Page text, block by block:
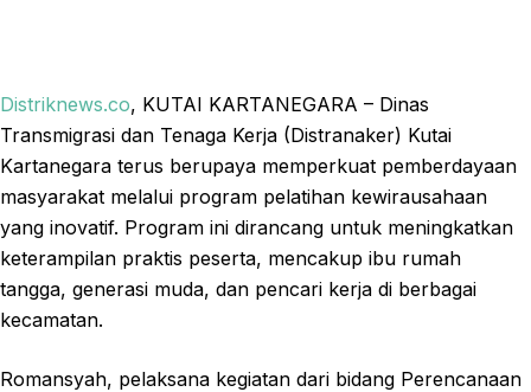
Distriknews.co, KUTAI KARTANEGARA – Dinas
Transmigrasi dan Tenaga Kerja (Distranaker) Kutai
Kartanegara terus berupaya memperkuat pemberdayaan
masyarakat melalui program pelatihan kewirausahaan
yang inovatif. Program ini dirancang untuk meningkatkan
keterampilan praktis peserta, mencakup ibu rumah
tangga, generasi muda, dan pencari kerja di berbagai
kecamatan.
Romansyah, pelaksana kegiatan dari bidang Perencanaan